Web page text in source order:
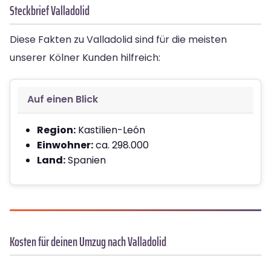
Steckbrief Valladolid
Diese Fakten zu Valladolid sind für die meisten
unserer Kölner Kunden hilfreich:
Auf einen Blick
Region: Kastilien-León
Einwohner:ca. 298.000
Land:Spanien
Kosten für deinen Umzug nach Valladolid